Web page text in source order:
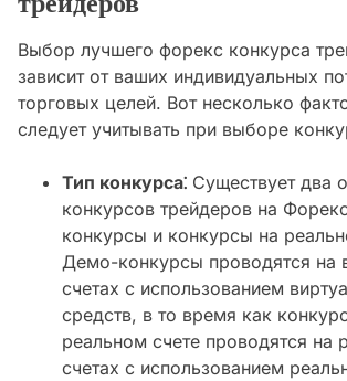
Выбор лучшего форекс конкурса
зависит от ваших индивидуальных
торговых целей. Вот несколько
следует учитывать при выборе
Тип конкурса⁚ Существует два
конкурсов трейдеров на
конкурсы и конкурсы на
Демо-конкурсы проводятся на
счетах с использованием
средств, в то время как
реальном счете проводятся на
счетах с использованием